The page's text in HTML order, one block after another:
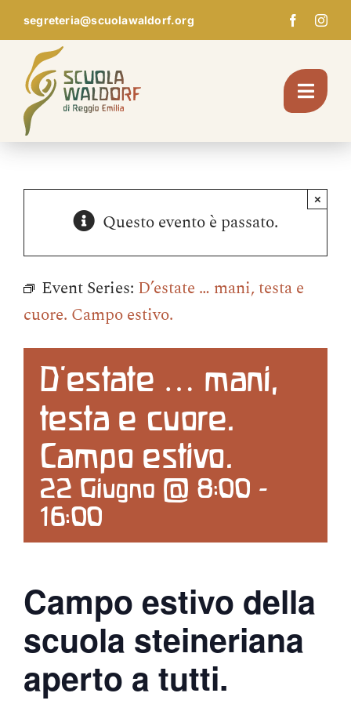
Skip
to
content
segreteria@scuolawaldorf.org
Giardino d’infanzia
Scuola
Contattaci
Search
for:
Questo evento è passato.
×
Event Series: D’estate … mani, testa e
cuore. Campo estivo.
D’estate … mani,
testa e cuore.
Campo estivo.
22 Giugno @ 8:00 -
16:00
Campo estivo della
scuola steineriana
aperto a tutti.